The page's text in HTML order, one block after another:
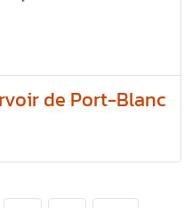
de Port-Blanc